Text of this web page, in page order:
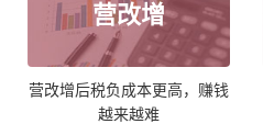
营改增
营改增后税负成本更高，赚钱
越来越难